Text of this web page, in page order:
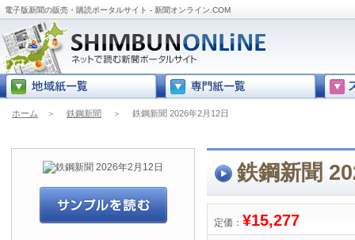
電子版新聞の販売・購読ポータルサイト - 新聞オンライン.COM
ホーム ＞ 鉄鋼新聞 ＞ 鉄鋼新聞 2026年2月12日
鉄鋼新聞
定価： ¥15,277